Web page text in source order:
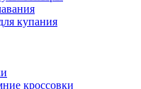
купания
кроссовки